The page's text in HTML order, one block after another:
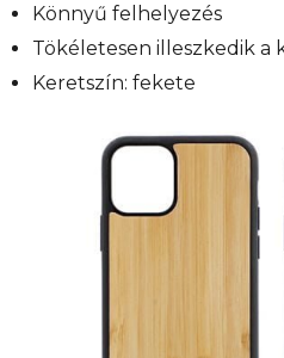
Könnyű felhelyezés
Tökéletesen illeszkedik a
Keretszín: fekete